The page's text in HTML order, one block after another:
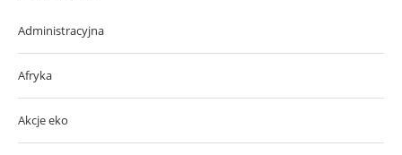
Administracyjna
Afryka
Akcje eko